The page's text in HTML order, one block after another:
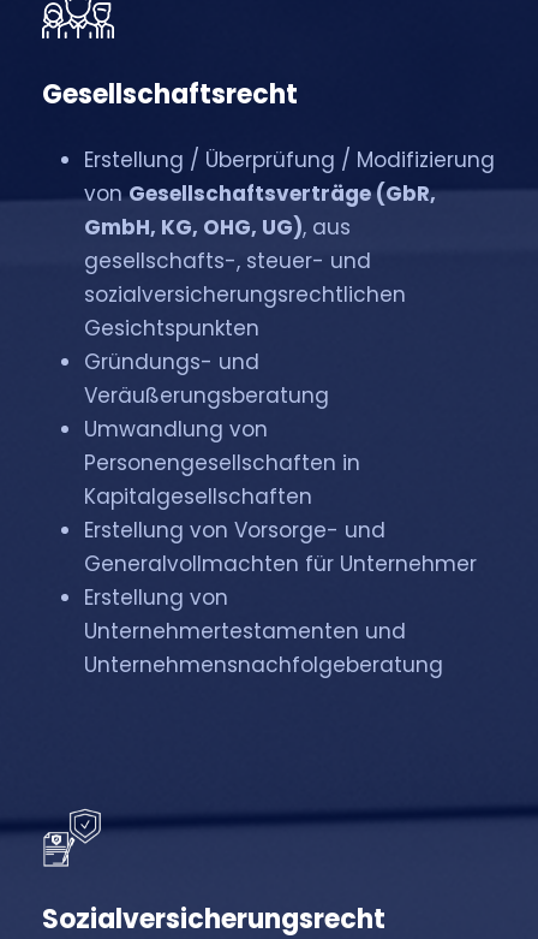
Gesellschaftsrecht
Erstellung / Überprüfung / Modifizierung
vonGesellschaftsverträge (GbR,
GmbH, KG, OHG, UG), aus
gesellschafts-, steuer- und
sozialversicherungsrechtlichen
Gesichtspunkten
Gründungs- und
Veräußerungsberatung
Umwandlung von
Personengesellschaften in
Kapitalgesellschaften
Erstellung von Vorsorge- und
Generalvollmachten für Unternehmer
Erstellung von
Unternehmertestamenten und
Unternehmensnachfolgeberatung
Sozialversicherungsrecht